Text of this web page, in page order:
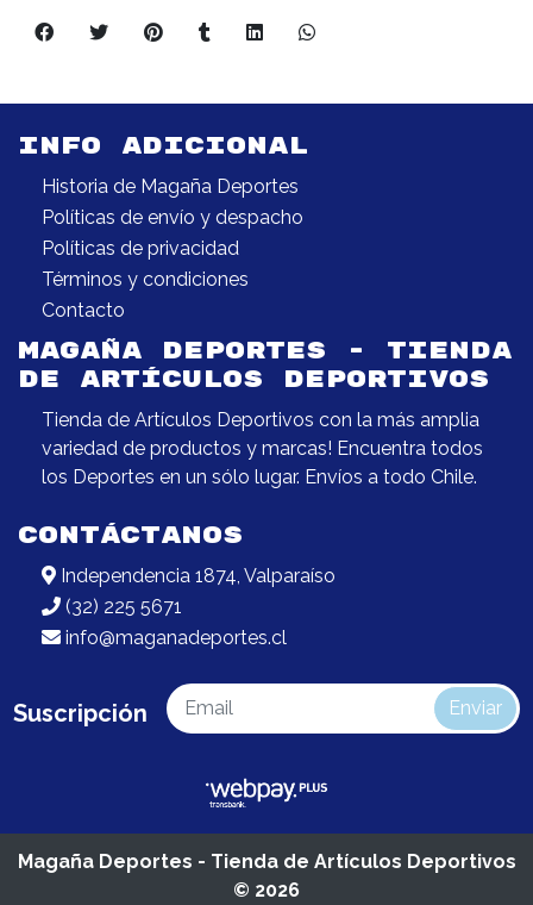
INFO ADICIONAL
Historia de Magaña Deportes
Políticas de envío y despacho
Políticas de privacidad
Términos y condiciones
Contacto
MAGAÑA DEPORTES - TIENDA
DE ARTÍCULOS DEPORTIVOS
Tienda de Artículos Deportivos con la más amplia
variedad de productos y marcas! Encuentra todos
los Deportes en un sólo lugar. Envíos a todo Chile.
CONTÁCTANOS
Independencia 1874, Valparaíso
(32) 225 5671
info@maganadeportes.cl
Suscripción Enviar
Magaña Deportes - Tienda de Artículos Deportivos
© 2026